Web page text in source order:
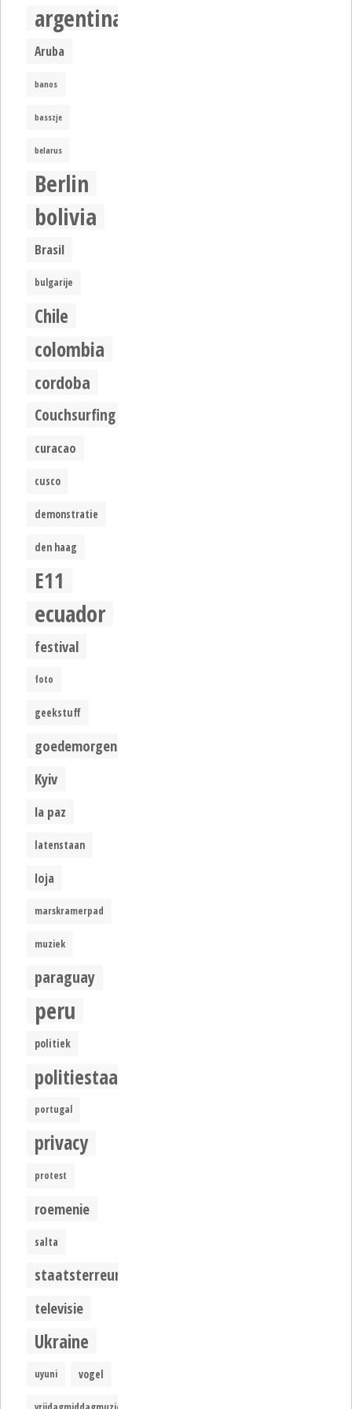
argentina
Aruba
banos
basszje
belarus
Berlin
bolivia
Brasil
bulgarije
Chile
colombia
cordoba
Couchsurfing
curacao
cusco
demonstratie
den haag
E11
ecuador
festival
foto
geekstuff
goedemorgen
Kyiv
la paz
latenstaan
loja
marskramerpad
muziek
paraguay
peru
politiek
politiestaat
portugal
privacy
protest
roemenie
salta
staatsterreur
televisie
Ukraine
uyuni vogel